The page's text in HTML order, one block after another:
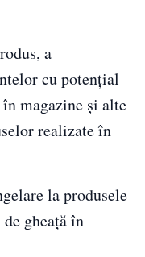
a
cu potențial
magazine și alte
realizate în
la produsele
gheață în